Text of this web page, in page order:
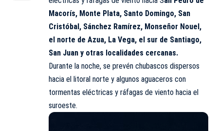
Macorís, Monte Plata, Santo Domingo, San
Cristóbal, Sánchez Ramírez, Monseñor Nouel,
el norte de Azua, La Vega, el sur de Santiago,
San Juan y otras localidades cercanas.
Durante la noche, se prevén chubascos dispersos
hacia el litoral norte y algunos aguaceros con
tormentas eléctricas y ráfagas de viento hacia el
suroeste.